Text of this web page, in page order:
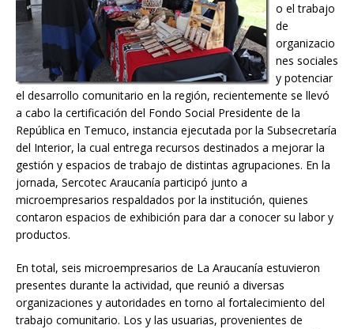
o el trabajo
de
organizacio
nes sociales
y potenciar
el desarrollo comunitario en la región, recientemente se llevó
a cabo la certificación del Fondo Social Presidente de la
República en Temuco, instancia ejecutada por la Subsecretaría
del Interior, la cual entrega recursos destinados a mejorar la
gestión y espacios de trabajo de distintas agrupaciones. En la
jornada, Sercotec Araucanía participó junto a
microempresarios respaldados por la institución, quienes
contaron espacios de exhibición para dar a conocer su labor y
productos.
En total, seis microempresarios de La Araucanía estuvieron
presentes durante la actividad, que reunió a diversas
organizaciones y autoridades en torno al fortalecimiento del
trabajo comunitario. Los y las usuarias, provenientes de